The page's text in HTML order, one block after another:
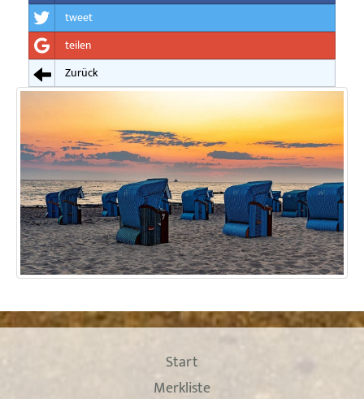
tweet
teilen
Zurück
Start
Merkliste